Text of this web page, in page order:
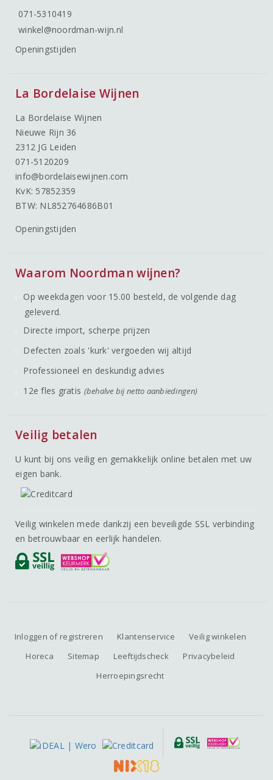
071-5310419
winkel@noordman-wijn.nl
Openingstijden
La Bordelaise Wijnen
La Bordelaise Wijnen
Nieuwe Rijn 36
2312 JG Leiden
071-5120209
info@bordelaisewijnen.com
KvK: 57852359
BTW: NL852764686B01
Openingstijden
Waarom Noordman wijnen?
Op weekdagen voor 15.00 besteld, de volgende dag
geleverd.
Directe import, scherpe prijzen
Defecten zoals 'kurk' vergoeden wij altijd
Professioneel en deskundig advies
12e fles gratis (behalve bij netto aanbiedingen)
Veilig betalen
U kunt bij ons veilig en gemakkelijk online betalen met uw
eigen bank.
Veilig winkelen mede dankzij een beveiligde SSL verbinding
en betrouwbaar en eerlijk handelen.
Inloggen of registreren Klantenservice
Veilig winkelen
Horeca
Sitemap Leeftijdscheck
Privacybeleid
Herroepingsrecht